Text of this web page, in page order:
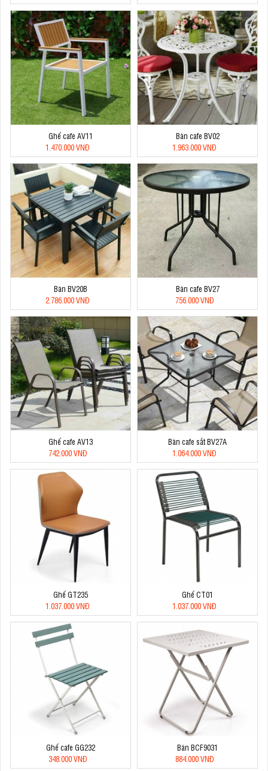
Ghế cafe AV11
1.470.000 VNĐ
Bàn cafe BV02
1.963.000 VNĐ
Bàn BV20B
2.786.000 VNĐ
Bàn cafe BV27
756.000 VNĐ
Ghế cafe AV13
742.000 VNĐ
Bàn cafe sắt BV27A
1.064.000 VNĐ
Ghế GT235
1.037.000 VNĐ
Ghế CT01
1.037.000 VNĐ
Ghế cafe GG232
348.000 VNĐ
Bàn BCF9031
884.000 VNĐ